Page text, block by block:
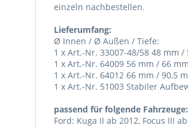
einzeln nachbestellen.
Lieferumfang:
Ø Innen / Ø Außen / Tiefe:
1 x Art.-Nr. 33007-48/58 48 mm /
1 x Art.-Nr. 64009 56 mm / 66
1 x Art.-Nr. 64012 66 mm / 90,5
1 x Art.-Nr. 51003 Stabiler
passend für folgende Fahrzeuge:
Ford: Kuga II ab 2012, Focus III